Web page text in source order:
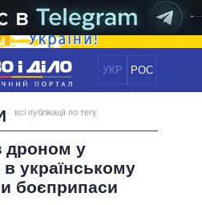
УКР РОС
ПОЛІТИКА
ЕКОНОМІКА
СУСПІЛЬСТВО
всі публікації по тегу
дроном у
українському
боєприпаси